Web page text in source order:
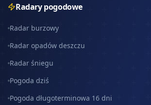
Radary pogodowe
Radar burzowy
Radar opadów deszczu
Radar śniegu
Pogoda dziś
Pogoda długoterminowa 16 dni